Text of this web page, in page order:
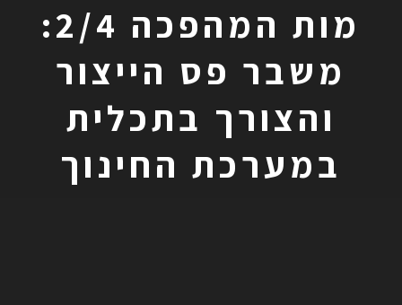
מות המהפכה 2/4:
משבר פס הייצור
והצורך בתכלית
במערכת החינוך